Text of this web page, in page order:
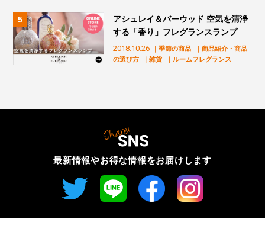
2018.10.26 ｜季節の商品
｜商品紹介・商品
の選び方
｜雑貨 ｜ルームフレグランス
アシュレイ＆バーウッド 空気を清浄
する「香り」フレグランスランプ
最新情報やお得な情報をお届けします